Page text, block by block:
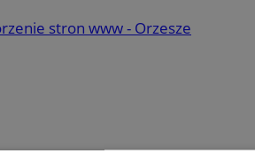
stron www - Orzesze